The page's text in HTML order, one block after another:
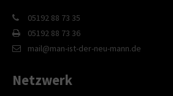
05192 88 73 35
05192 88 73 36
mail@man-ist-der-neu-mann.de
Netzwerk